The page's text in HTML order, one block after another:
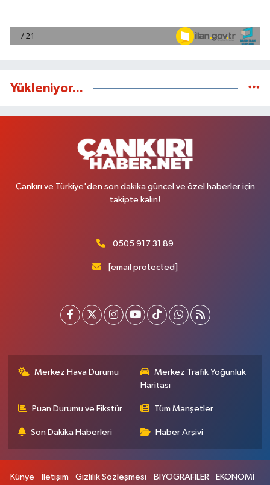
Yükleniyor...
Çankırı ve Türkiye'den son dakika güncel ve özel haberler için
takipte kalın!
0505 917 31 89
[email protected]
Merkez Hava Durumu
Merkez Trafik Yoğunluk
Haritası
Puan Durumu ve Fikstür Tüm Manşetler
Son Dakika Haberleri Haber Arşivi
Künye İletişim Gizlilik Sözleşmesi BİYOGRAFİLER EKONOMİ